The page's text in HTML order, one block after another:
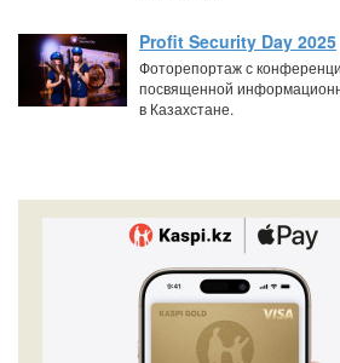
Profit Security Day 2025
Фоторепортаж с
посвященной
в Казахстане.